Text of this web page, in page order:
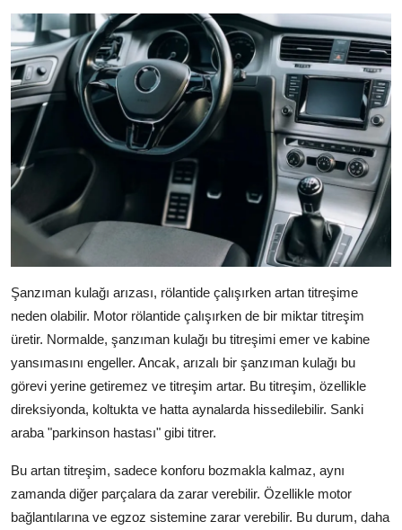
Şanzıman kulağı arızası, rölantide çalışırken artan titreşime
neden olabilir. Motor rölantide çalışırken de bir miktar titreşim
üretir. Normalde, şanzıman kulağı bu titreşimi emer ve kabine
yansımasını engeller. Ancak, arızalı bir şanzıman kulağı bu
görevi yerine getiremez ve titreşim artar. Bu titreşim, özellikle
direksiyonda, koltukta ve hatta aynalarda hissedilebilir. Sanki
araba "parkinson hastası" gibi titrer.
Bu artan titreşim, sadece konforu bozmakla kalmaz, aynı
zamanda diğer parçalara da zarar verebilir. Özellikle motor
bağlantılarına ve egzoz sistemine zarar verebilir. Bu durum, daha